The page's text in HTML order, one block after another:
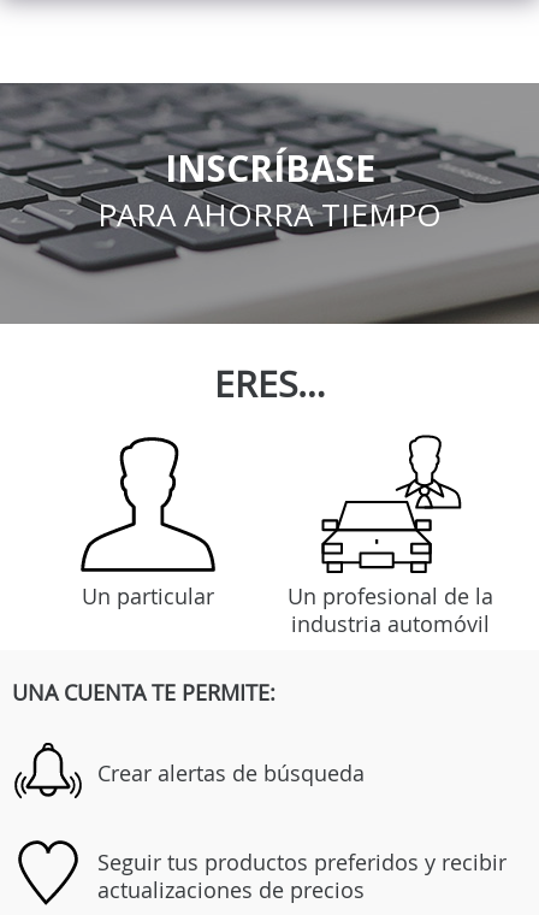
INSCRÍBASE
PARA AHORRA TIEMPO
ERES…
Un particular
Un profesional de la
industria automóvil
UNA CUENTA TE PERMITE:
Crear alertas de búsqueda
Seguir tus productos preferidos y recibir
actualizaciones de precios